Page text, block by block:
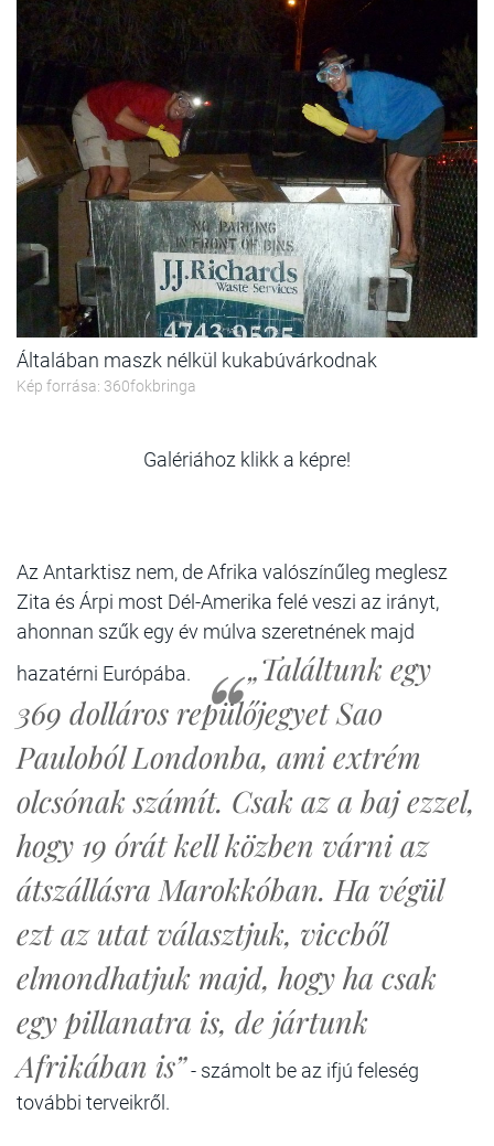
Általában maszk nélkül kukabúvárkodnak
Kép forrása: 360fokbringa
Galériához klikk a képre!
Az Antarktisz nem, de Afrika valószínűleg meglesz
Zita és Árpi most Dél-Amerika felé veszi az irányt,
ahonnan szűk egy év múlva szeretnének majd
hazatérni Európába.
„Találtunk egy
369 dolláros repülőjegyet Sao
Pauloból Londonba, ami extrém
olcsónak számít. Csak az a baj ezzel,
hogy 19 órát kell közben várni az
átszállásra Marokkóban. Ha végül
ezt az utat választjuk, viccből
elmondhatjuk majd, hogy ha csak
egy pillanatra is, de jártunk
Afrikában is”- számolt be az ifjú feleség
további terveikről.